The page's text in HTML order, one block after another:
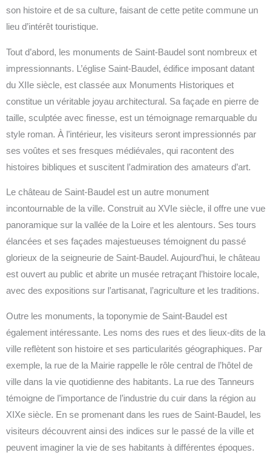
son histoire et de sa culture, faisant de cette petite commune un
lieu d’intérêt touristique.
Tout d’abord, les monuments de Saint-Baudel sont nombreux et
impressionnants. L’église Saint-Baudel, édifice imposant datant
du XIIe siècle, est classée aux Monuments Historiques et
constitue un véritable joyau architectural. Sa façade en pierre de
taille, sculptée avec finesse, est un témoignage remarquable du
style roman. À l’intérieur, les visiteurs seront impressionnés par
ses voûtes et ses fresques médiévales, qui racontent des
histoires bibliques et suscitent l’admiration des amateurs d’art.
Le château de Saint-Baudel est un autre monument
incontournable de la ville. Construit au XVIe siècle, il offre une vue
panoramique sur la vallée de la Loire et les alentours. Ses tours
élancées et ses façades majestueuses témoignent du passé
glorieux de la seigneurie de Saint-Baudel. Aujourd’hui, le château
est ouvert au public et abrite un musée retraçant l’histoire locale,
avec des expositions sur l’artisanat, l’agriculture et les traditions.
Outre les monuments, la toponymie de Saint-Baudel est
également intéressante. Les noms des rues et des lieux-dits de la
ville reflètent son histoire et ses particularités géographiques. Par
exemple, la rue de la Mairie rappelle le rôle central de l’hôtel de
ville dans la vie quotidienne des habitants. La rue des Tanneurs
témoigne de l’importance de l’industrie du cuir dans la région au
XIXe siècle. En se promenant dans les rues de Saint-Baudel, les
visiteurs découvrent ainsi des indices sur le passé de la ville et
peuvent imaginer la vie de ses habitants à différentes époques.